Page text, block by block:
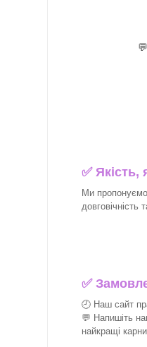
✅Якість,
Ми пропонуємо
довговічність
✅
🕘 Наш сайт
💬 Напишіть
найкращі